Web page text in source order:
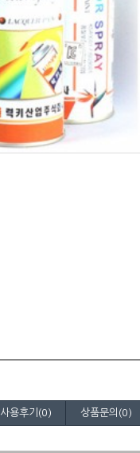
사용후기(0) 상품문의(0)